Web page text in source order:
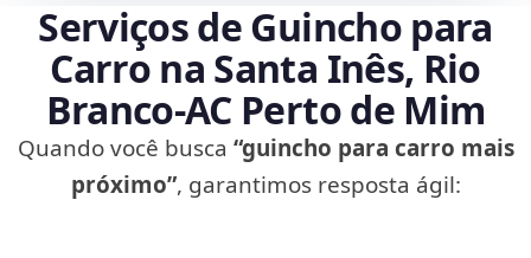
Serviços de Guincho para
Carro na Santa Inês, Rio
Branco‑AC Perto de Mim
Quando você busca “guincho para carro mais
próximo”, garantimos resposta ágil: